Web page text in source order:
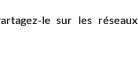
le sur les réseaux